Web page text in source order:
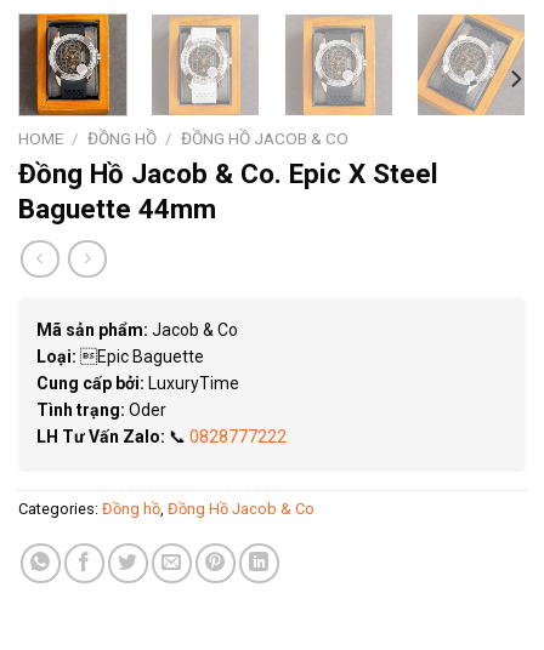
HOME / ĐỒNG HỒ / ĐỒNG HỒ JACOB & CO
Đồng Hồ Jacob & Co. Epic X Steel
Baguette 44mm
Mã sản phẩm: Jacob & Co
Loại: Epic Baguette
Cung cấp bởi: LuxuryTime
Tình trạng: Oder
LH Tư Vấn Zalo: 📞 0828777222
Categories: Đồng hồ Đồng Hồ Jacob & Co